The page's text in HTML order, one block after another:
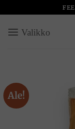
to
content
Ale!